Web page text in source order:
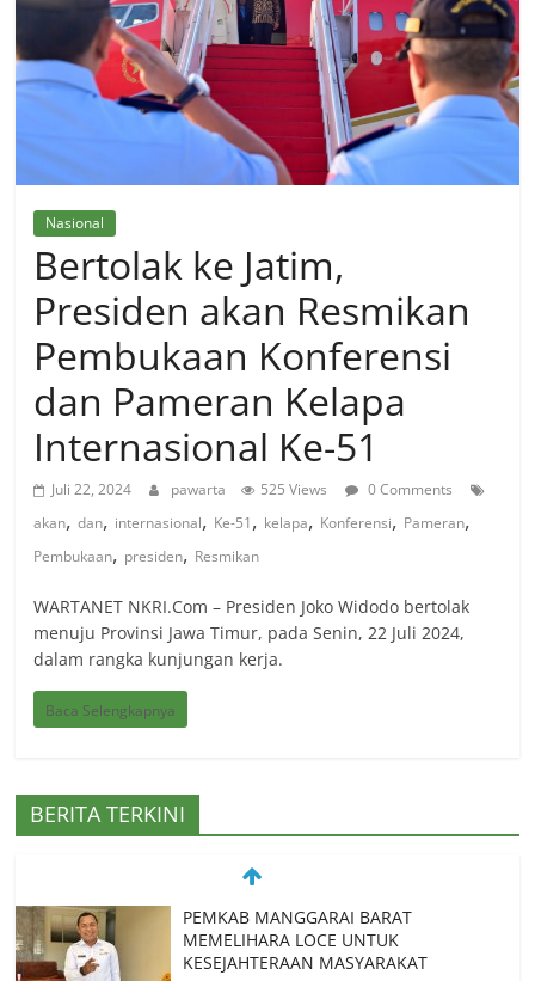
Nasional
Bertolak ke Jatim,
Presiden akan Resmikan
Pembukaan Konferensi
dan Pameran Kelapa
Internasional Ke-51
Juli 22, 2024 pawarta 525 Views
0 Comments
akan,dan, internasional, Ke-51, kelapa, Konferensi, Pameran,
Pembukaan, presiden, Resmikan
WARTANET NKRI.Com – Presiden Joko Widodo bertolak
menuju Provinsi Jawa Timur, pada Senin, 22 Juli 2024,
dalam rangka kunjungan kerja.
Baca Selengkapnya
BERITA TERKINI
PEMKAB MANGGARAI BARAT
MEMELIHARA LOCE UNTUK
KESEJAHTERAAN MASYARAKAT